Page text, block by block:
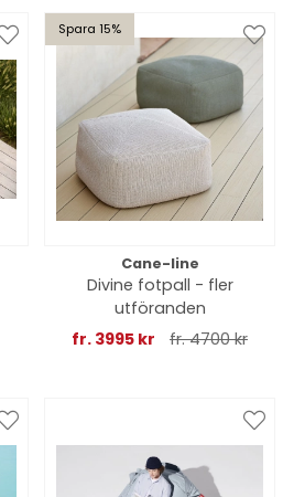
Spara 15%
Cane-line
Divine fotpall - fler
utföranden
fr. 3995 kr
fr. 4700 kr